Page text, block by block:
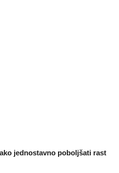
jednostavno poboljšati rast